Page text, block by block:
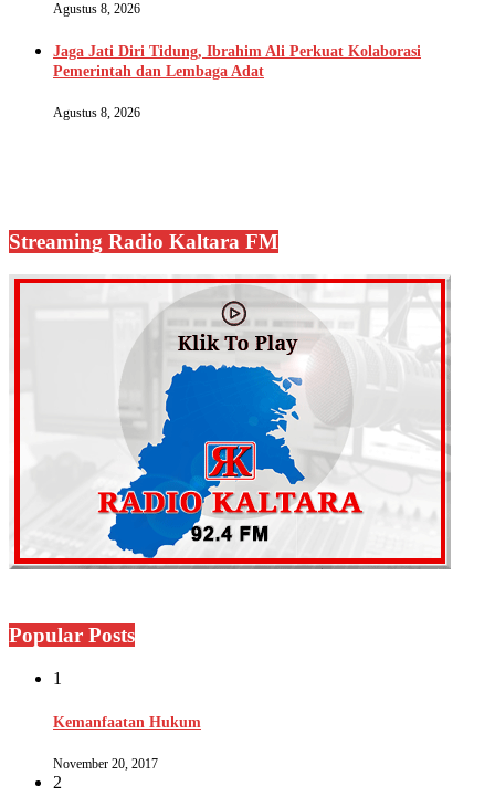
Agustus 8, 2026
Jaga Jati Diri Tidung, Ibrahim Ali Perkuat Kolaborasi
Pemerintah dan Lembaga Adat
Agustus 8, 2026
Streaming Radio Kaltara FM
Popular Posts
1
Kemanfaatan Hukum
November 20, 2017
2